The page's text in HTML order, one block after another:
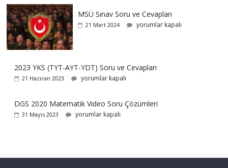
MSÜ Sınav Soru ve Cevapları
21 Mart 2024 yorumlar kapalı
2023 YKS (TYT-AYT-YDT) Soru ve Cevapları
21 Haziran 2023 yorumlar kapalı
DGS 2020 Matematik Video Soru Çözümleri
31 Mayıs 2023 yorumlar kapalı